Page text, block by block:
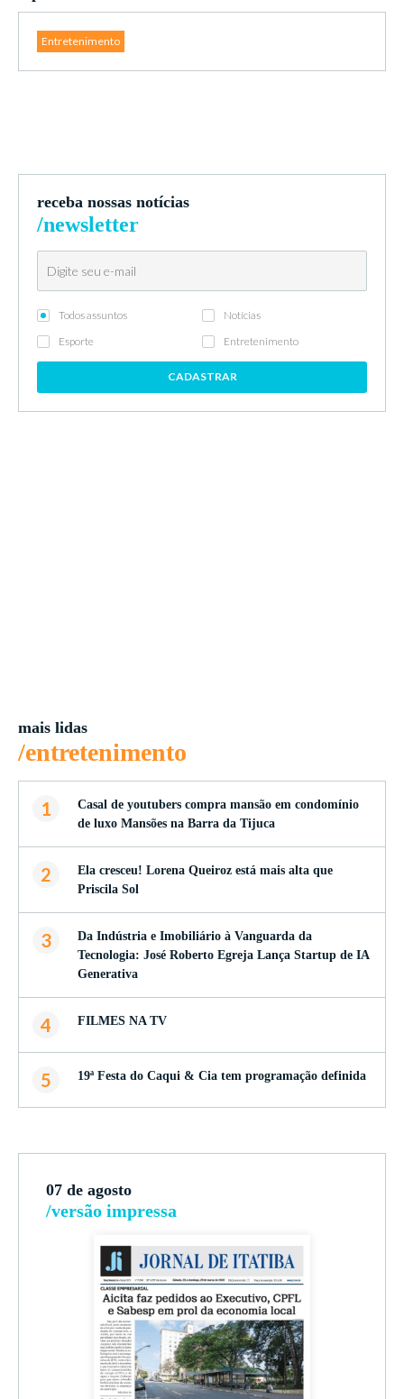
Entretenimento
receba nossas notícias
/newsletter
Todos assuntos
Notícias
Esporte
Entretenimento
CADASTRAR
mais lidas
/entretenimento
1
Casal de youtubers compra mansão em condomínio
de luxo Mansões na Barra da Tijuca
2
Ela cresceu! Lorena Queiroz está mais alta que
Priscila Sol
3
Da Indústria e Imobiliário à Vanguarda da
Tecnologia: José Roberto Egreja Lança Startup de IA
Generativa
4 FILMES NA TV
5 19ª Festa do Caqui & Cia tem programação definida
07 de agosto
/versão impressa